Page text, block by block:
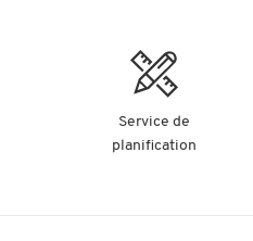
Service de
planification